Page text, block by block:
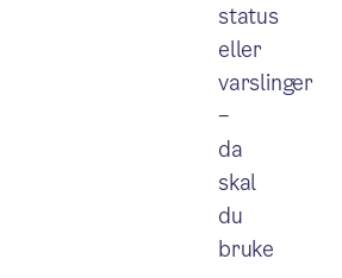
status
eller
varslinger
–
da
skal
du
bruke